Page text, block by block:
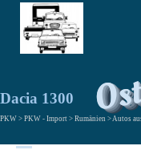
Dacia 1300
PKW > PKW - Import > Rumänien > Autos